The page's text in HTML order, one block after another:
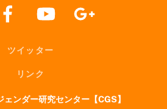
ツイッター
リンク
ンダー研究センター【CGS】